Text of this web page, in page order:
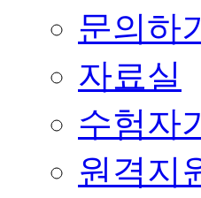
문의하
자료실
수험자
원격지